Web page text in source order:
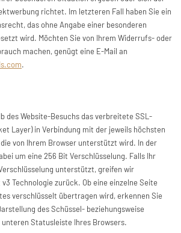
richtet. Im letzteren Fall haben Sie ein
das ohne Angabe einer besonderen
wird. Möchten Sie von Ihrem Widerrufs- oder
machen, genügt eine E-Mail an
.
des Website-Besuchs das verbreitete SSL-
Layer) in Verbindung mit der jeweils höchsten
von Ihrem Browser unterstützt wird. In der
um eine 256 Bit Verschlüsselung. Falls Ihr
unterstützt, greifen wir
Technologie zurück. Ob eine einzelne Seite
verschlüsselt übertragen wird, erkennen Sie
des Schüssel- beziehungsweise
Statusleiste Ihres Browsers.